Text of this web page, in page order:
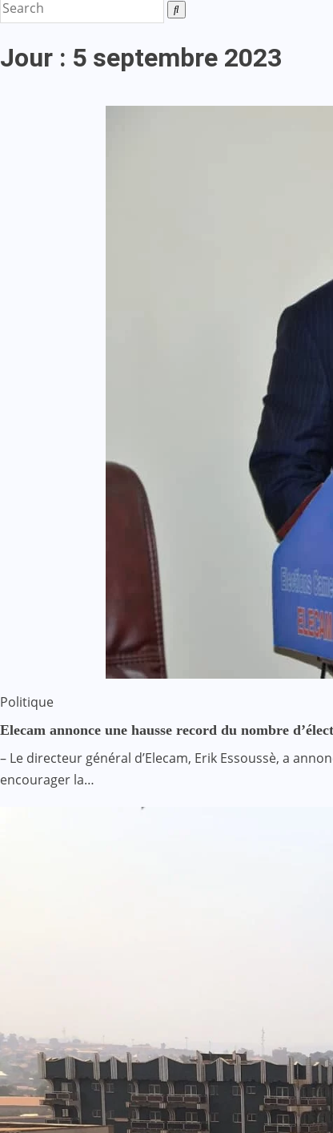
Jour : 5 septembre 2023
Politique
Elecam annonce une hausse record du nombre
– Le directeur général d’Elecam, Erik Essoussè, a
encourager la…